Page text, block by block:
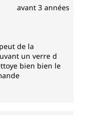
avant 3 années
de la
un verre d
bien bien le